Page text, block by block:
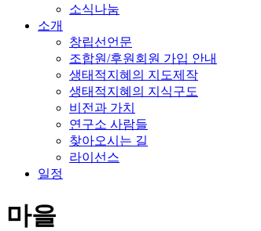
소식나눔
소개
창립선언문
조합원/후원회원 가입 안내
생태적지혜의 지도제작
생태적지혜의 지식구도
비전과 가치
연구소 사람들
찾아오시는 길
라이선스
일정
마을